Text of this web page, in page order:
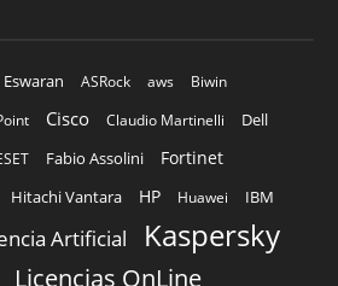
ASRock aws
Biwin
Cisco Claudio Martinelli Dell
Fabio Assolini Fortinet
Hitachi Vantara HP Huawei IBM
Artificial Kaspersky
Licencias OnLine